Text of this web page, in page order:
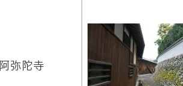
阿弥陀寺